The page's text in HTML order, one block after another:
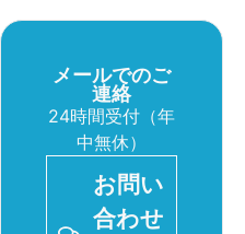
メールでのご
連絡
24時間受付（年
中無休）
お問い
合わせ